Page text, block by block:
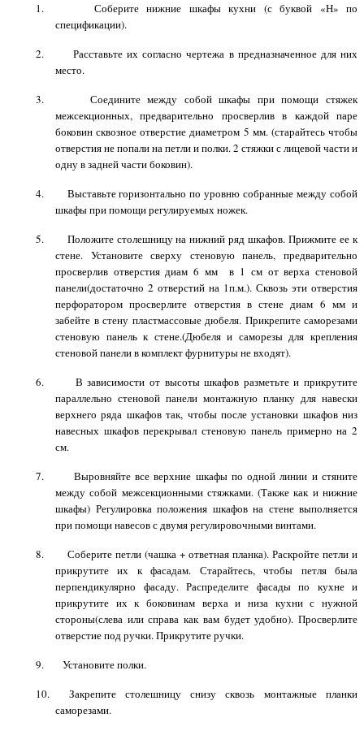
1. Соберите нижние шкафы кухни (с буквой «Н» по
спецификации).
2. Расставьте их согласно чертежа в предназначенное для них
место.
3. Соедините между собой шкафы при помощи стяжек
межсекционных, предварительно просверлив в каждой паре
боковин сквозное отверстие диаметром 5 мм. (старайтесь чтобы
отверстия не попали на петли и полки. 2 стяжки с лицевой части и
одну в задней части боковин).
4. Выставьте горизонтально по уровню собранные между собой
шкафы при помощи регулируемых ножек.
5. Положите столешницу на нижний ряд шкафов. Прижмите ее к
стене. Установите сверху стеновую панель, предварительно
просверлив отверстия диам6 ммв 1 смот верха стеновой
панели(достаточно 2 отверстий на 1п.м.). Сквозь эти отверстия
перфоратором просверлите отверстия в стене диам 6 мми
забейте в стену пластмассовые дюбеля. Прикрепите саморезами
стеновую панель к стене.(Дюбеля и саморезы для крепления
стеновой панели в комплект фурнитуры не входят).
6. В зависимости от высоты шкафов разметьте и прикрутите
параллельно стеновой панели монтажную планку для навески
верхнего ряда шкафов так, чтобы после установки шкафов низ
навесных шкафов перекрывал стеновую панель примерно на 2
см.
7. Выровняйте все верхние шкафы по одной линии и стяните
между собой межсекционными стяжками. (Также как и нижние
шкафы) Регулировка положения шкафов на стене выполняется
при помощи навесов с двумя регулировочными винтами.
8. Соберите петли (чашка + ответная планка). Раскройте петли и
прикрутите их к фасадам. Старайтесь, чтобы петля была
перпендикулярно фасаду. Распределите фасады по кухне и
прикрутите их к боковинам верха и низа кухни с нужной
стороны(слева или справа как вам будет удобно). Просверлите
отверстие под ручки. Прикрутите ручки.
9. Установите полки.
10. Закрепите столешницу снизу сквозь монтажные планки
саморезами.